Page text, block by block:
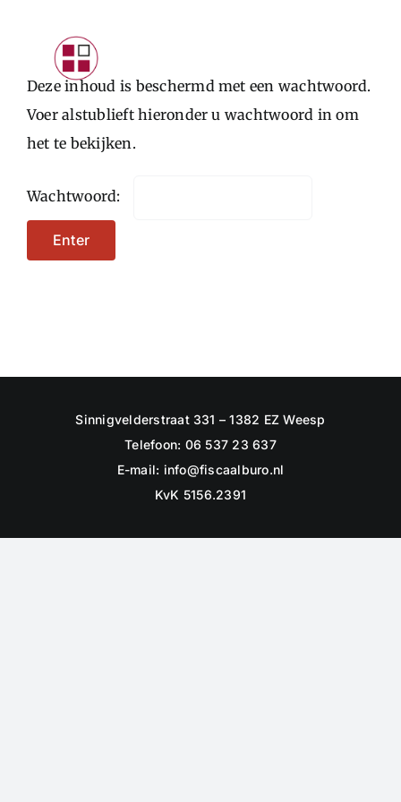
INTRODUCTIE
PARTICULIEREN
ONDERNEMERS
CONTACTFORMULIER
Deze inhoud is beschermd met een wachtwoord.
Voer alstublieft hieronder u wachtwoord in om
het te bekijken.
Wachtwoord:
Sinnigvelderstraat 331 – 1382 EZ Weesp
Telefoon: 06 537 23 637
E-mail: info@fiscaalburo.nl
KvK 5156.2391